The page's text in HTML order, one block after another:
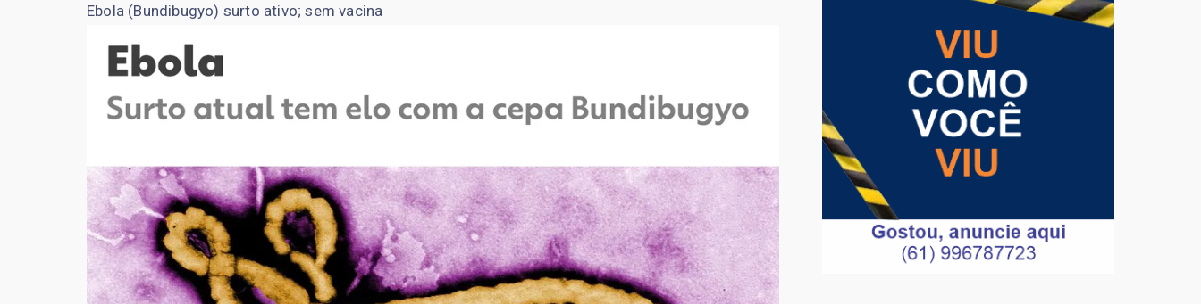
Ebola (Bundibugyo) surto ativo; sem vacina